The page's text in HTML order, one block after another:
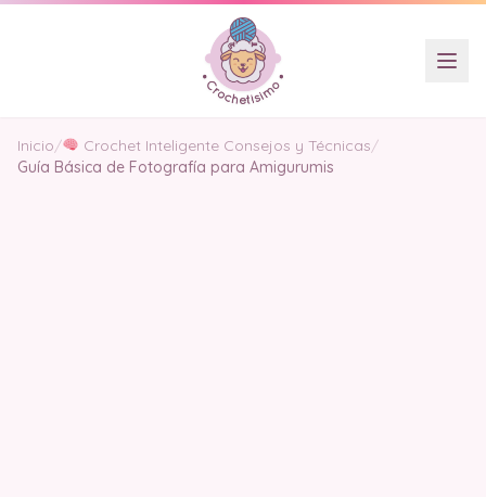
Inicio/ Crochet Inteligente Consejos y Técnicas/
Guía Básica de Fotografía para Amigurumis